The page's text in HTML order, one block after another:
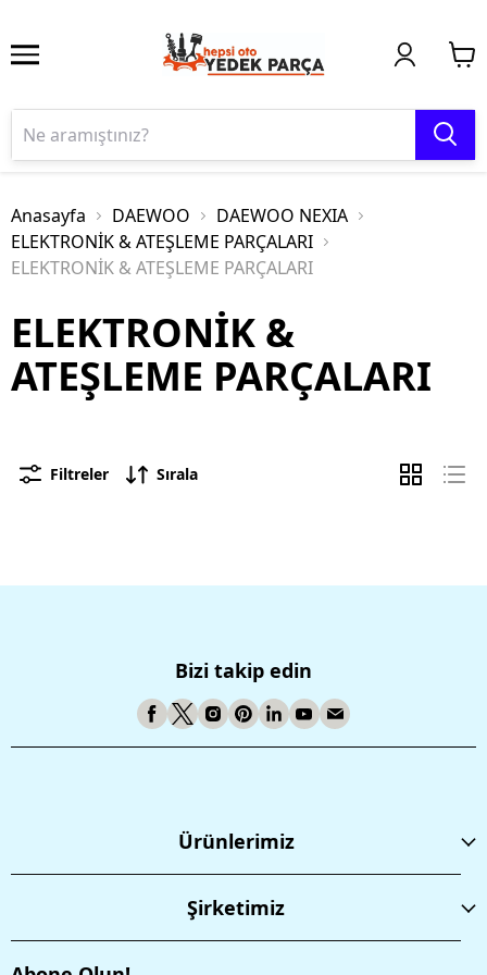
Anasayfa DAEWOO
DAEWOO NEXIA
ELEKTRONİK & ATEŞLEME PARÇALARI
ELEKTRONİK & ATEŞLEME PARÇALARI
ELEKTRONİK &
ATEŞLEME PARÇALARI
Filtreler Sırala
Bizi takip edin
Ürünlerimiz
Şirketimiz